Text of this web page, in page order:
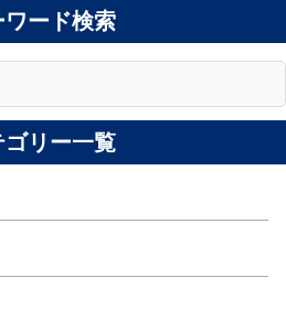
ワード検索
ゴリー一覧